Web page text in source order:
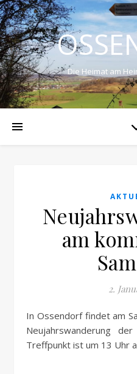
Die Heimat am
am
2.
In Ossendorf findet am Samstag, 6. Januar 2024 die
Neujahrswanderung
Treffpunkt ist um 13 Uhr